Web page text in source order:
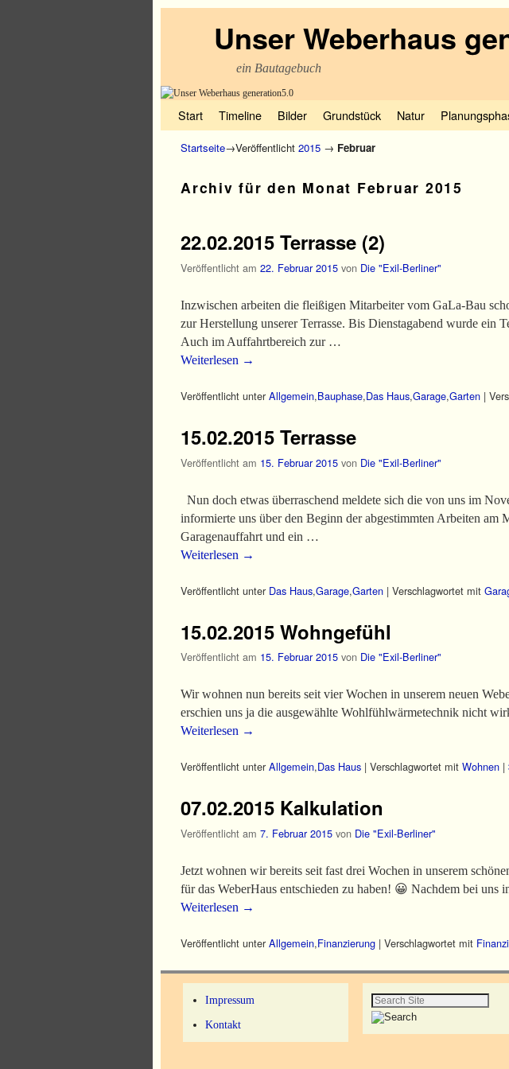
Unser Weberhaus
ein Bautagebuch
Start Timeline Bilder Grundstück Natur
Startseite→Veröffentlicht 2015 → Februar
Archiv für den Monat Februar 2015
22.02.2015 Terrasse (2)
Veröffentlicht am 22. Februar 2015 von Die "Exil-Berliner"
Inzwischen arbeiten die fleißigen Mitarbeiter vom GaLa-Bau
zur Herstellung unserer Terrasse. Bis Dienstagabend wurde ein
Auch im Auffahrtbereich zur …
Weiterlesen →
Veröffentlicht unter Allgemein,Bauphase,Das Haus,Garage,Garten |
15.02.2015 Terrasse
Veröffentlicht am 15. Februar 2015 von Die "Exil-Berliner"
Nun doch etwas überraschend meldete sich die von uns im
informierte uns über den Beginn der abgestimmten Arbeiten am
Garagenauffahrt und ein …
Weiterlesen →
Veröffentlicht unter Das Haus,Garage,Garten | Verschlagwortet mit
15.02.2015 Wohngefühl
Veröffentlicht am 15. Februar 2015 von Die "Exil-Berliner"
Wir wohnen nun bereits seit vier Wochen in unserem neuen
erschien uns ja die ausgewählte Wohlfühlwärmetechnik nicht
Weiterlesen →
Veröffentlicht unter Allgemein,Das Haus | Verschlagwortet mit Wohnen |
07.02.2015 Kalkulation
Veröffentlicht am 7. Februar 2015 von Die "Exil-Berliner"
Jetzt wohnen wir bereits seit fast drei Wochen in unserem
für das WeberHaus entschieden zu haben! 😀 Nachdem bei
Weiterlesen →
Veröffentlicht unter Allgemein,Finanzierung | Verschlagwortet mit
Impressum
Kontakt